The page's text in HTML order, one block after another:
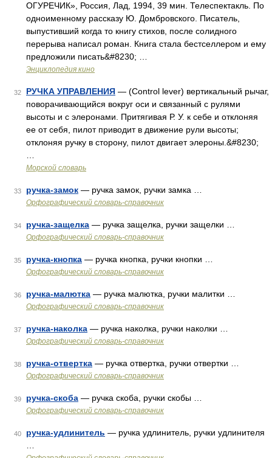
ОГУРЕЧИК», Россия, Лад, 1994, 39 мин. Телеспектакль. По
одноименному рассказу Ю. Домбровского. Писатель,
выпустивший когда то книгу стихов, после солидного
перерыва написал роман. Книга стала бестселлером и ему
предложили писать&#8230; …
Энциклопедия кино
32 РУЧКА УПРАВЛЕНИЯ — (Control lever) вертикальный рычаг,
поворачивающийся вокруг оси и связанный с рулями
высоты и с элеронами. Притягивая Р. У. к себе и отклоняя
ее от себя, пилот приводит в движение рули высоты;
отклоняя ручку в сторону, пилот двигает элероны.&#8230;
Морской словарь
33 ручка-замок — ручка замок, ручки замка …
Орфографический словарь-справочник
34 ручка-защелка — ручка защелка, ручки защелки …
Орфографический словарь-справочник
35 ручка-кнопка — ручка кнопка, ручки кнопки …
Орфографический словарь-справочник
36 ручка-малютка — ручка малютка, ручки малитки …
Орфографический словарь-справочник
37 ручка-наколка — ручка наколка, ручки наколки …
Орфографический словарь-справочник
38 ручка-отвертка — ручка отвертка, ручки отвертки …
Орфографический словарь-справочник
39 ручка-скоба — ручка скоба, ручки скобы …
Орфографический словарь-справочник
40 ручка-удлинитель — ручка удлинитель, ручки удлинителя